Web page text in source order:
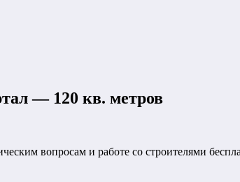
— 120 кв. метров
вопросам и работе со строителями